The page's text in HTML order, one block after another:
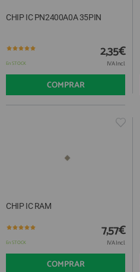
CHIP IC PN2400A0A 35PIN
En STOCK
2,35€
IVA Incl.
COMPRAR
CHIP IC RAM
En STOCK
7,57€
IVA Incl.
COMPRAR